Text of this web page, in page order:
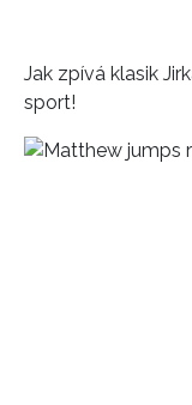
Jak zpívá klasik
sport!